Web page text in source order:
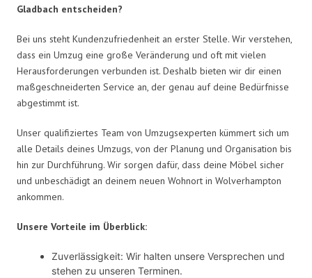
Gladbach entscheiden?
Bei uns steht Kundenzufriedenheit an erster Stelle. Wir verstehen,
dass ein Umzug eine große Veränderung und oft mit vielen
Herausforderungen verbunden ist. Deshalb bieten wir dir einen
maßgeschneiderten Service an, der genau auf deine Bedürfnisse
abgestimmt ist.
Unser qualifiziertes Team von Umzugsexperten kümmert sich um
alle Details deines Umzugs, von der Planung und Organisation bis
hin zur Durchführung. Wir sorgen dafür, dass deine Möbel sicher
und unbeschädigt an deinem neuen Wohnort in Wolverhampton
ankommen.
Unsere Vorteile im Überblick:
Zuverlässigkeit: Wir halten unsere Versprechen und
stehen zu unseren Terminen.